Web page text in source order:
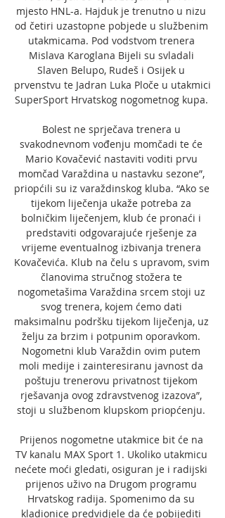
mjesto HNL-a. Hajduk je trenutno u nizu
od četiri uzastopne pobjede u službenim
utakmicama. Pod vodstvom trenera
Mislava Karoglana Bijeli su svladali
Slaven Belupo, Rudeš i Osijek u
prvenstvu te Jadran Luka Ploče u utakmici
SuperSport Hrvatskog nogometnog kupa.
Bolest ne sprječava trenera u
svakodnevnom vođenju momčadi te će
Mario Kovačević nastaviti voditi prvu
momčad Varaždina u nastavku sezone”,
priopćili su iz varaždinskog kluba. “Ako se
tijekom liječenja ukaže potreba za
bolničkim liječenjem, klub će pronaći i
predstaviti odgovarajuće rješenje za
vrijeme eventualnog izbivanja trenera
Kovačevića. Klub na čelu s upravom, svim
članovima stručnog stožera te
nogometašima Varaždina srcem stoji uz
svog trenera, kojem ćemo dati
maksimalnu podršku tijekom liječenja, uz
želju za brzim i potpunim oporavkom.
Nogometni klub Varaždin ovim putem
moli medije i zainteresiranu javnost da
poštuju trenerovu privatnost tijekom
rješavanja ovog zdravstvenog izazova”,
stoji u službenom klupskom priopćenju.
Prijenos nogometne utakmice bit će na
TV kanalu MAX Sport 1. Ukoliko utakmicu
nećete moći gledati, osiguran je i radijski
prijenos uživo na Drugom programu
Hrvatskog radija. Spomenimo da su
kladionice predvidjele da će pobijediti